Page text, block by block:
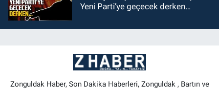
Yeni Parti’ye geçecek derken…
Zonguldak Haber, Son Dakika Haberleri, Zonguldak , Bartın ve